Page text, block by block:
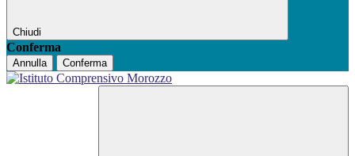
Chiudi
Conferma
Annulla Conferma